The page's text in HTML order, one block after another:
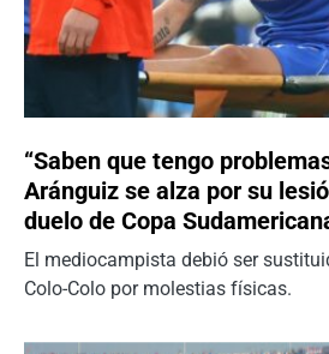
“Saben que tengo
Aránguiz se alza por su
duelo de Copa
El mediocampista debió ser
Colo-Colo por molestias físicas.